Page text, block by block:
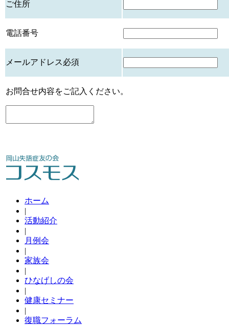
ご住所
電話番号
メールアドレス必須
お問合せ内容をご記入ください。
ホーム
|
活動紹介
|
月例会
|
家族会
|
ひなげしの会
|
健康セミナー
|
復職フォーラム